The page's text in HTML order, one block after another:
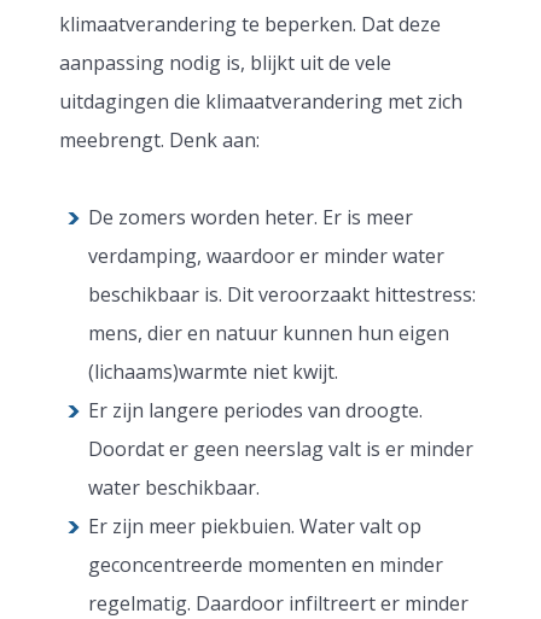
klimaatverandering te beperken. Dat deze
aanpassing nodig is, blijkt uit de vele
uitdagingen die klimaatverandering met zich
meebrengt. Denk aan:
De zomers worden heter. Er is meer
verdamping, waardoor er minder water
beschikbaar is. Dit veroorzaakt hittestress:
mens, dier en natuur kunnen hun eigen
(lichaams)warmte niet kwijt.
Er zijn langere periodes van droogte.
Doordat er geen neerslag valt is er minder
water beschikbaar.
Er zijn meer piekbuien. Water valt op
geconcentreerde momenten en minder
regelmatig. Daardoor infiltreert er minder